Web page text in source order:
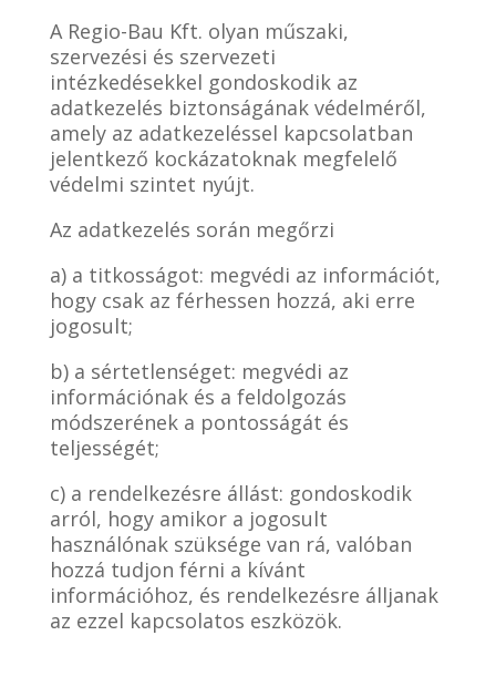
A Regio-Bau Kft. olyan műszaki,
szervezési és szervezeti
intézkedésekkel gondoskodik az
adatkezelés biztonságának védelméről,
amely az adatkezeléssel kapcsolatban
jelentkező kockázatoknak megfelelő
védelmi szintet nyújt.
Az adatkezelés során megőrzi
a) a titkosságot: megvédi az információt,
hogy csak az férhessen hozzá, aki erre
jogosult;
b) a sértetlenséget: megvédi az
információnak és a feldolgozás
módszerének a pontosságát és
teljességét;
c) a rendelkezésre állást: gondoskodik
arról, hogy amikor a jogosult
használónak szüksége van rá, valóban
hozzá tudjon férni a kívánt
információhoz, és rendelkezésre álljanak
az ezzel kapcsolatos eszközök.